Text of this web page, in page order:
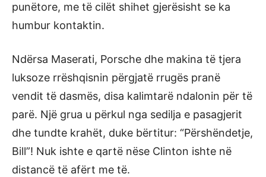
punëtore, me të cilët shihet gjerësisht se ka
humbur kontaktin.
Ndërsa Maserati, Porsche dhe makina të tjera
luksoze rrëshqisnin përgjatë rrugës pranë
vendit të dasmës, disa kalimtarë ndalonin për të
parë. Një grua u përkul nga sedilja e pasagjerit
dhe tundte krahët, duke bërtitur: “Përshëndetje,
Bill”! Nuk ishte e qartë nëse Clinton ishte në
distancë të afërt me të.